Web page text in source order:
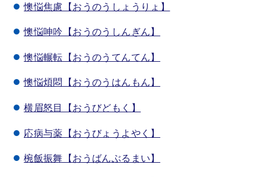
懊悩焦慮【おうのうしょうりょ】
懊悩呻吟【おうのうしんぎん】
懊悩輾転【おうのうてんてん】
懊悩煩悶【おうのうはんもん】
横眉怒目【おうびどもく】
応病与薬【おうびょうよやく】
椀飯振舞【おうばんぶるまい】